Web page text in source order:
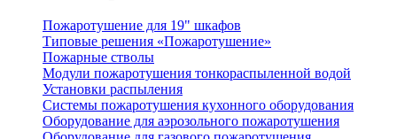
Пожаротушение для 19" шкафов
Типовые решения «Пожаротушение»
Пожарные стволы
Модули пожаротушения тонкораспыленной водой
Установки распыления
Системы пожаротушения кухонного оборудования
Оборудование для аэрозольного пожаротушения